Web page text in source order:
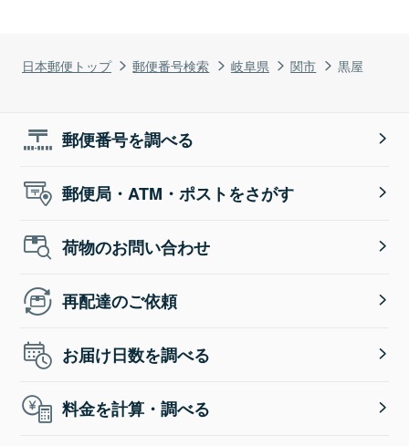
日本郵便トップ 郵便番号検索 岐阜県 関市 黒屋
郵便番号を調べる
郵便局・ATM・ポストをさがす
荷物のお問い合わせ
再配達のご依頼
お届け日数を調べる
料金を計算・調べる